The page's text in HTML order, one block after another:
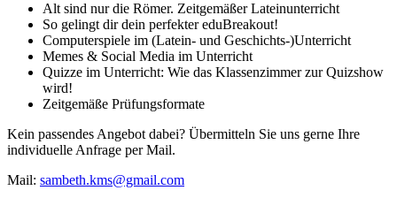
Alt sind nur die Römer. Zeitgemäßer Lateinunterricht
So gelingt dir dein perfekter eduBreakout!
Computerspiele im (Latein- und Geschichts-)Unterricht
Memes & Social Media im Unterricht
Quizze im Unterricht: Wie das Klassenzimmer zur Quizshow
wird!
Zeitgemäße Prüfungsformate
Kein passendes Angebot dabei? Übermitteln Sie uns gerne Ihre
individuelle Anfrage per Mail.
Mail: sambeth.kms@gmail.com